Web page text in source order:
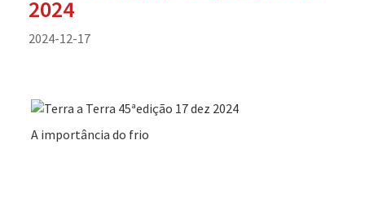
2024
2024-12-17
A importância do frio